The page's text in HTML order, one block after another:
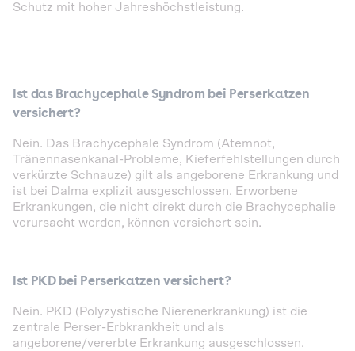
Schutz mit hoher Jahreshöchstleistung.
Ist das Brachycephale Syndrom bei Perserkatzen
versichert?
Nein. Das Brachycephale Syndrom (Atemnot,
Tränennasenkanal-Probleme, Kieferfehlstellungen durch
verkürzte Schnauze) gilt als angeborene Erkrankung und
ist bei Dalma explizit ausgeschlossen. Erworbene
Erkrankungen, die nicht direkt durch die Brachycephalie
verursacht werden, können versichert sein.
Ist PKD bei Perserkatzen versichert?
Nein. PKD (Polyzystische Nierenerkrankung) ist die
zentrale Perser-Erbkrankheit und als
angeborene/vererbte Erkrankung ausgeschlossen.